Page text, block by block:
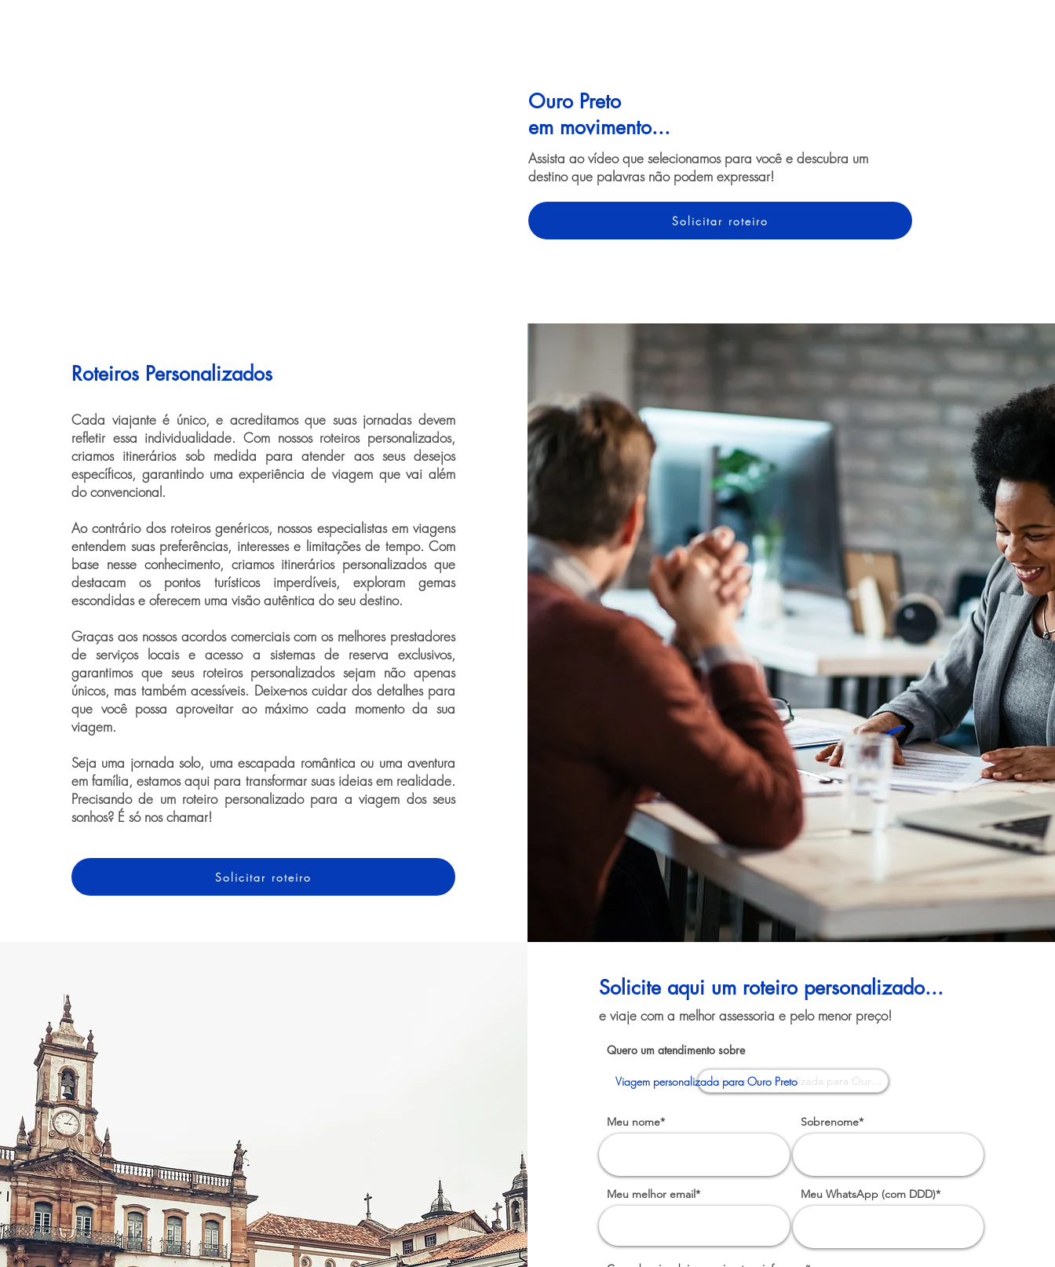
Ouro Preto
em movimento...
Assista ao vídeo que selecionamos para você e descubra um
destino que palavras não podem expressar!
Solicitar roteiro
Roteiros Personalizados
Cada viajante é único, e acreditamos que suas jornadas devem
refletir essa individualidade. Com nossos roteiros personalizados,
criamos itinerários sob medida para atender aos seus desejos
específicos, garantindo uma experiência de viagem que vai além
do convencional.
Ao contrário dos roteiros genéricos, nossos especialistas em viagens
entendem suas preferências, interesses e limitações de tempo. Com
base nesse conhecimento, criamos itinerários personalizados que
destacam os pontos turísticos imperdíveis, exploram gemas
escondidas e oferecem uma visão autêntica do seu destino.
Graças aos nossos acordos comerciais com os melhores prestadores
de serviços locais e acesso a sistemas de reserva exclusivos,
garantimos que seus roteiros personalizados sejam não apenas
únicos, mas também acessíveis. Deixe-nos cuidar dos detalhes para
que você possa aproveitar ao máximo cada momento da sua
viagem.
Seja uma jornada solo, uma escapada romântica ou uma aventura
em família, estamos aqui para transformar suas ideias em realidade.
Precisando de um roteiro personalizado para a viagem dos seus
sonhos? É só nos chamar!
Solicitar roteiro
Solicite aqui um roteiro personalizado...
e viaje com a melhor assessoria e pelo menor preço!
Quero um atendimento sobre
Viagem personalizada para Ouro Preto
Meu nome* Sobrenome*
Meu melhor email* Meu WhatsApp (com DDD)*